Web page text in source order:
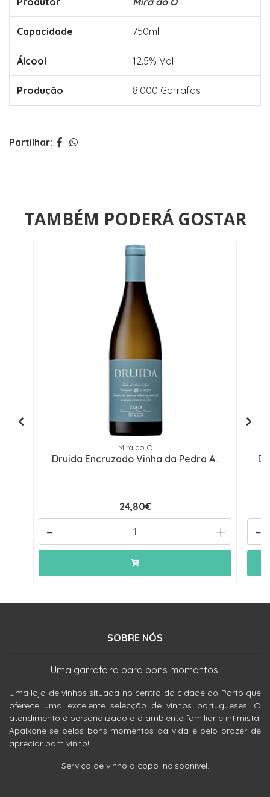
Capacidade 750ml
Álcool 12.5% Vol
Produção 8.000 Garrafas
Partilhar:
TAMBÉM PODERÁ GOSTAR
Mira do Ó
Druida Encruzado Vinha da Pedra A..
24,80€
+
- -
SOBRE NÓS
Uma garrafeira para bons momentos!
Uma loja de vinhos situada no centro da cidade do Porto que
oferece uma excelente selecção de vinhos portugueses. O
atendimento é personalizado e o ambiente familiar e intimista.
Apaixone-se pelos bons momentos da vida e pelo prazer de
apreciar bom vinho!
Serviço de vinho a copo indisponível.